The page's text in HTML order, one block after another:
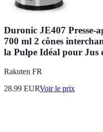
Duronic JE407 Presse-
700 ml 2 cônes
la Pulpe Idéal pour Jus
Rakuten FR
28.99 EURVoir le prix